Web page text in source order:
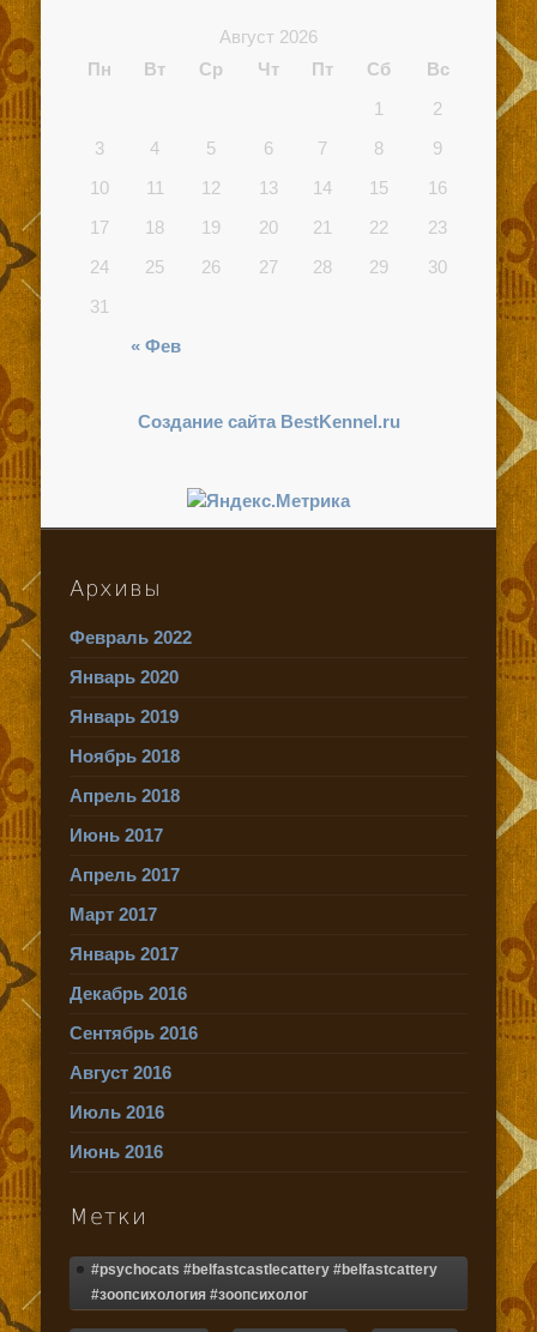
Август 2026
Пн
Вт Ср Чт Пт Сб Вс
« Фев
1
2
3
4 5 6 7 8
9
10
11 12 13 14 15
16
17
18 19 20 21 22
23
24
25 26 27 28 29
30
31
Создание сайта BestKennel.ru
Архивы
Февраль 2022
Январь 2020
Январь 2019
Ноябрь 2018
Апрель 2018
Июнь 2017
Апрель 2017
Март 2017
Январь 2017
Декабрь 2016
Сентябрь 2016
Август 2016
Июль 2016
Июнь 2016
Метки
#psychocats #belfastcastlecattery #belfastcattery
#зоопсихология #зоопсихолог